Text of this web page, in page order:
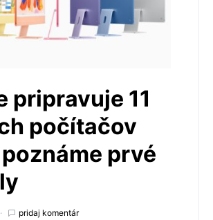
pripravuje 11
počítačov
prvé
pridaj komentár